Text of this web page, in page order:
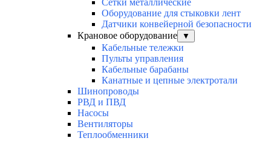
Сетки металлические
Оборудование для стыковки лент
Датчики конвейерной безопасности
Крановое оборудование
▼
Кабельные тележки
Пульты управления
Кабельные барабаны
Канатные и цепные электротали
Шинопроводы
РВД и ПВД
Насосы
Вентиляторы
Теплообменники